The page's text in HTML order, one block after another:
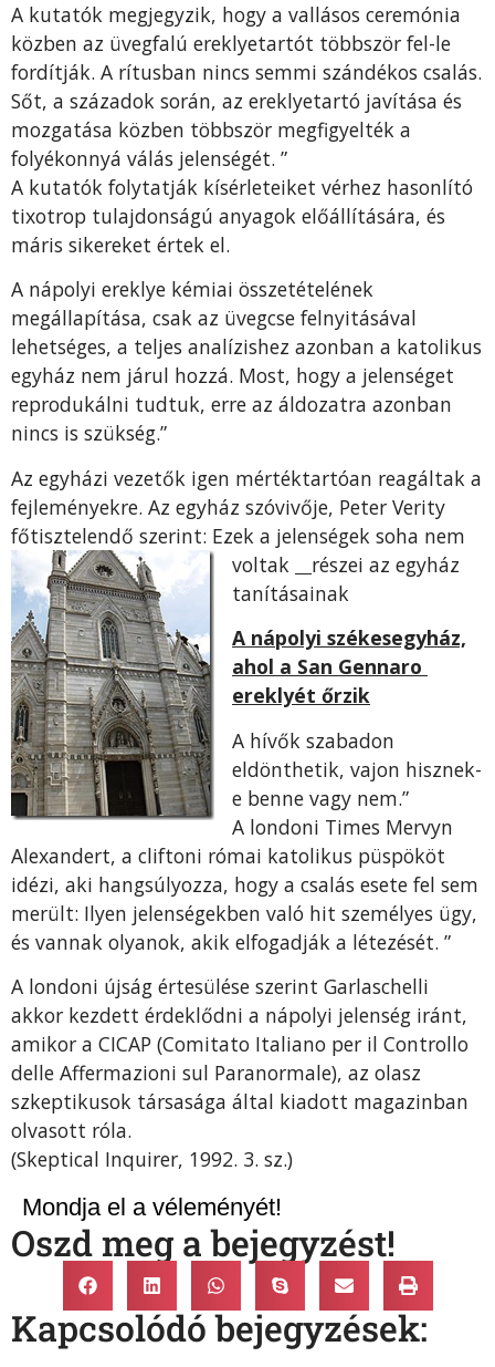
A kutatók megjegyzik, hogy a vallásos ceremónia
közben az üvegfalú ereklyetartót többször fel-le
fordítják. A rítusban nincs semmi szándékos csalás.
Sőt, a századok során, az ereklyetartó javítása és
mozgatása közben többször megfigyelték a
folyékonnyá válás jelenségét. ”
A kutatók folytatják kísérleteiket vérhez hasonlító
tixotrop tulajdonságú anyagok előállítására, és
máris sikereket értek el.
A nápolyi ereklye kémiai összetételének
megállapítása, csak az üvegcse felnyitásával
lehetséges, a teljes analízishez azonban a katolikus
egyház nem járul hozzá. Most, hogy a jelenséget
reprodukálni tudtuk, erre az áldozatra azonban
nincs is szükség.”
Az egyházi vezetők igen mértéktartóan reagáltak a
fejleményekre. Az egyház szóvivője, Peter Verity
főtisztelendő szerint: Ezek a jelenségek soha nem
voltak
részei az egyház
tanításainak
A nápolyi székesegyház,
ahol a San Gennaro
ereklyét őrzik
A hívők szabadon
eldönthetik, vajon hisznek-
e benne vagy nem.”
A londoni Times Mervyn
Alexandert, a cliftoni római katolikus püspököt
idézi, aki hangsúlyozza, hogy a csalás esete fel sem
merült: Ilyen jelenségekben való hit személyes ügy,
és vannak olyanok, akik elfogadják a létezését. ”
A londoni újság értesülése szerint Garlaschelli
akkor kezdett érdeklődni a nápolyi jelenség iránt,
amikor a CICAP (Comitato Italiano per il Controllo
delle Affermazioni sul Paranormale), az olasz
szkeptikusok társasága által kiadott magazinban
olvasott róla.
(Skeptical Inquirer, 1992. 3. sz.)
Mondja el a véleményét!
Oszd meg a bejegyzést!
Kapcsolódó bejegyzések: